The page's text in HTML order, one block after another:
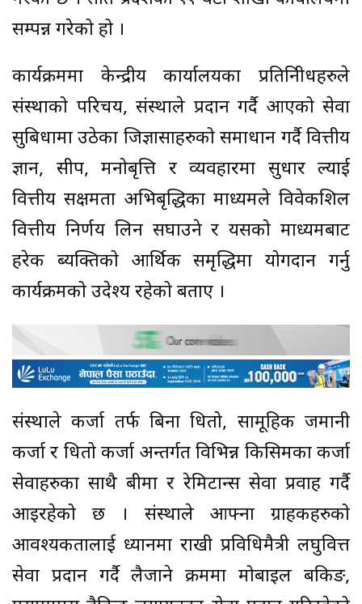
सम्पन्न गरेको हो ।
कार्यक्रममा केन्द्रीय कार्यालयका प्रतिनिीधहरुले
संस्थाको परिचय, संस्थाले प्रदान गर्दै आएको सेवा
सुबिधामा उठेका जिज्ञासाहरुको समाधान गर्दै वित्तीय
ज्ञान, सीप, मनोबृत्ति र व्यवहारमा सुधार ल्याई
वित्तीय सक्षमता अभिबृद्धिका माध्यमले विवेकशिल
वित्तीय निर्णय लिन सघाउने र यसको माध्यमबाट
हरेक ब्यक्तिको आर्थिक समृद्धिमा योगदान गर्नु
कार्यक्रमको उदेश्य रहेको बताए ।
संस्थाले कर्जा तर्फ बिना धितो, सामूहिक जमानी
कर्जा र धितो कर्जा अन्तर्गत विभिन्न किसिमका कर्जा
सेवाहरुका साथै बीमा र रेमिटान्स सेवा प्रवाह गर्दै
आइरहेको छ । संस्थाले आफ्ना ग्राहकहरुको
आवश्यकतालाई ध्यानमा राखी प्रविधिमैत्री लघुवित्त
सेवा प्रदान गर्दै लैजाने क्रममा मोबाइल बैंकिङ,